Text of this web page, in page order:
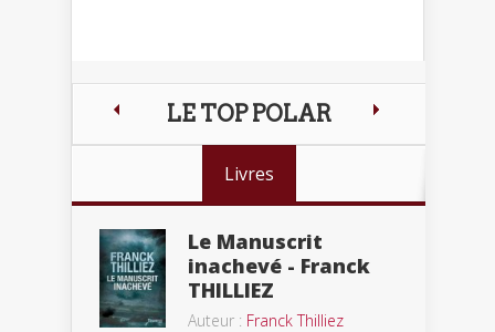
LE TOP POLAR
Livres
Le Manuscrit
inachevé - Franck
THILLIEZ
Auteur : Franck Thilliez